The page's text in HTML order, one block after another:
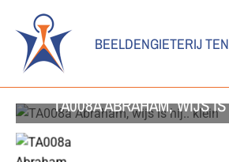
BEELDENGIETERIJ
TA008A ABRAHAM, WIJS